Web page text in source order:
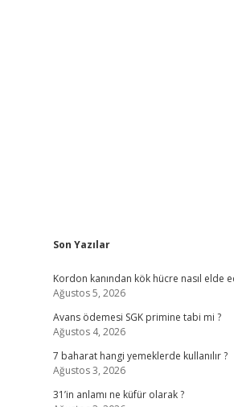
Sidebar
Son Yazılar
Kordon kanından kök hücre nasıl elde
Ağustos 5, 2026
Avans ödemesi SGK primine tabi mi ?
Ağustos 4, 2026
7 baharat hangi yemeklerde kullanılır ?
Ağustos 3, 2026
31’in anlamı ne küfür olarak ?
betexper giriş